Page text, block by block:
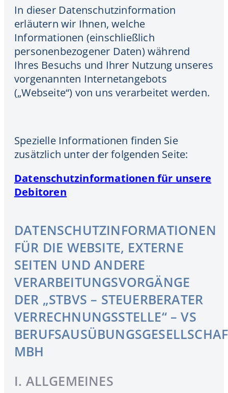
In dieser Datenschutzinformation
erläutern wir Ihnen, welche
Informationen (einschließlich
personenbezogener Daten) während
Ihres Besuchs und Ihrer Nutzung unseres
vorgenannten Internetangebots
(„Webseite“) von uns verarbeitet werden.
Spezielle Informationen finden Sie
zusätzlich unter der folgenden Seite:
Datenschutzinformationen für unsere
Debitoren
DATENSCHUTZINFORMATIONEN
FÜR DIE WEBSITE, EXTERNE
SEITEN UND ANDERE
VERARBEITUNGSVORGÄNGE
DER „STBVS – STEUERBERATER
VERRECHNUNGSSTELLE“ – VS
MBH
I. ALLGEMEINES